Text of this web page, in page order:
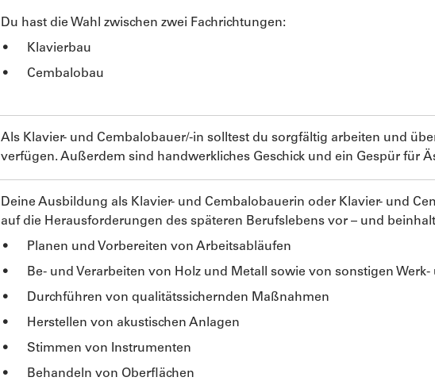
Du hast die Wahl zwischen zwei Fachrichtungen:
Klavierbau
Cembalobau
Als Klavier- und Cembalobauer/-in solltest du sorgfältig arbeiten und
verfügen. Außerdem sind handwerkliches Geschick und ein Gespür für
Deine Ausbildung als Klavier- und Cembalobauerin oder Klavier- und
auf die Herausforderungen des späteren Berufslebens vor – und
Planen und Vorbereiten von Arbeitsabläufen
Be- und Verarbeiten von Holz und Metall sowie von sonstigen
Durchführen von qualitätssichernden Maßnahmen
Herstellen von akustischen Anlagen
Stimmen von Instrumenten
Behandeln von Oberflächen